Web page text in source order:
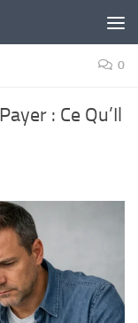
0
: Ce Qu’Il